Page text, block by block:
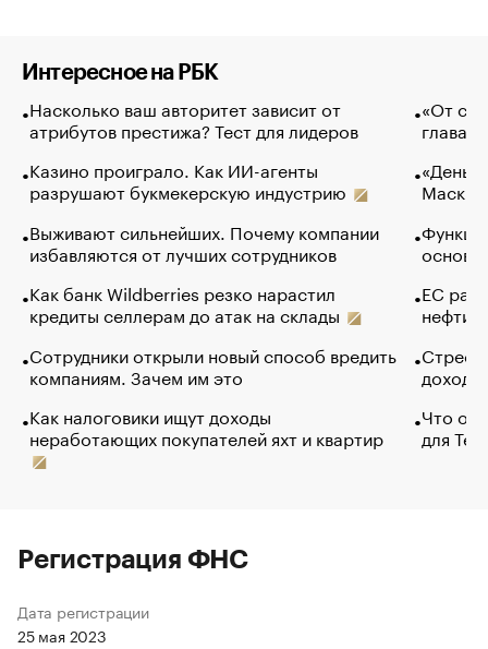
Интересное на РБК
Насколько ваш авторитет зависит от
атрибутов престижа? Тест для лидеров
Казино проиграло. Как ИИ-агенты
разрушают букмекерскую индустрию
Выживают сильнейших. Почему компании
избавляются от лучших сотрудников
Как банк Wildberries резко нарастил
кредиты селлерам до атак на склады
Сотрудники открыли новый способ вредить
компаниям. Зачем им это
Как налоговики ищут доходы
неработающих покупателей яхт и квартир
«От
глава
Маск в
основ
ЕС
нефти
Что
для
Регистрация ФНС
Дата регистрации
25 мая 2023